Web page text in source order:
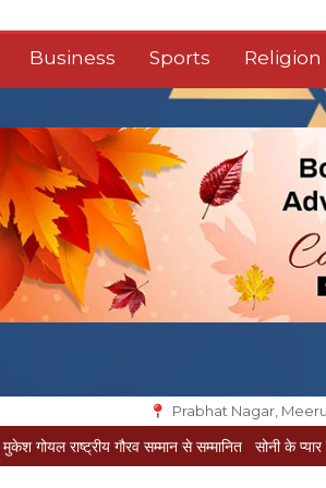
Business Sports Religion
Prabhat Nagar,
गौरव सम्मान से सम्मानित सोनी के प्यार में दीवानी सीता